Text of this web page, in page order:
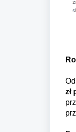
zł
pr